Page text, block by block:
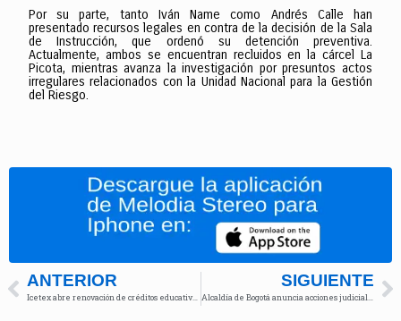
Por su parte, tanto Iván Name como Andrés Calle han
presentado recursos legales en contra de la decisión de la Sala
de Instrucción, que ordenó su detención preventiva.
Actualmente, ambos se encuentran recluidos en la cárcel La
Picota, mientras avanza la investigación por presuntos actos
irregulares relacionados con la Unidad Nacional para la Gestión
del Riesgo.
ANTERIOR SIGUIENTE